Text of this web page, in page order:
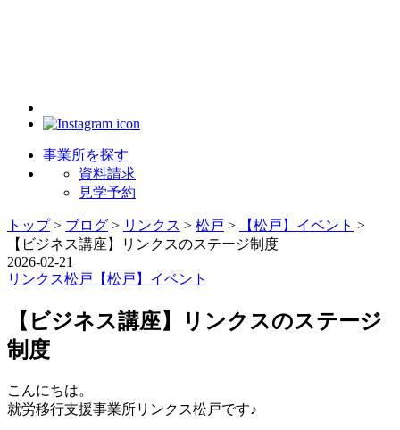
事業所を探す
資料請求
見学予約
トップ> ブログ > リンクス > 松戸 > 【松戸】イベント >
【ビジネス講座】リンクスのステージ制度
2026-02-21
リンクス松戸 【松戸】イベント
【ビジネス講座】リンクスのステージ
制度
こんにちは。
就労移行支援事業所リンクス松戸です♪